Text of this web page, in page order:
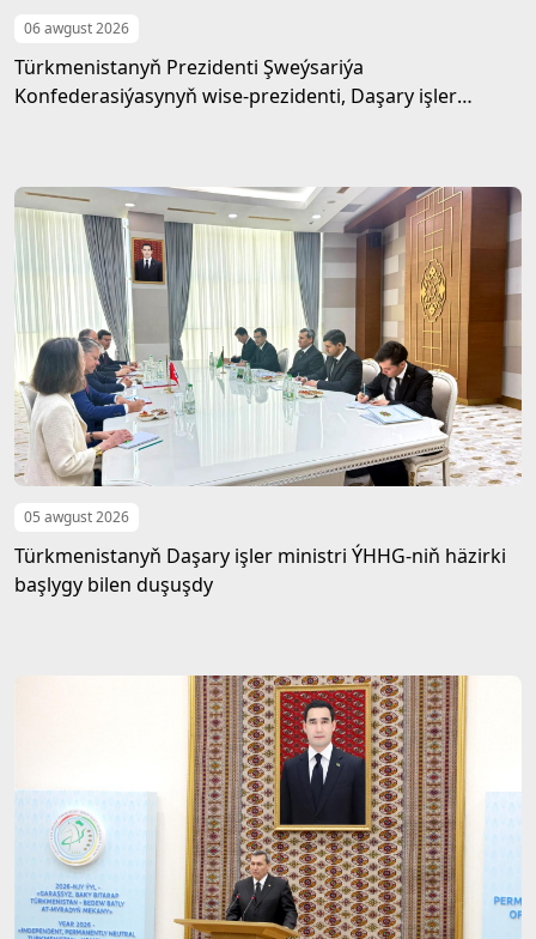
06 awgust 2026
Türkmenistanyň Prezidenti Şweýsariýa
Konfederasiýasynyň wise-prezidenti, Daşary işler
05 awgust 2026
Türkmenistanyň Daşary işler ministri ÝHHG-niň häzirki
başlygy bilen duşuşdy